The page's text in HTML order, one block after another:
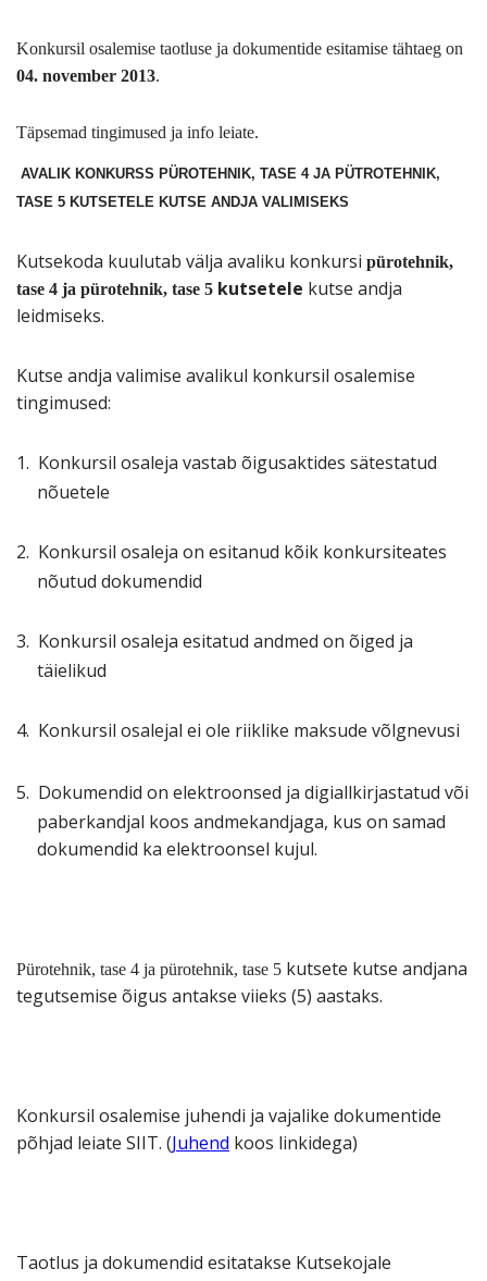
Konkursil osalemise taotluse ja dokumentide esitamise tähtaeg on
04. november 2013.
Täpsemad tingimused ja info leiate.
AVALIK KONKURSS PÜROTEHNIK, TASE 4 JA PÜTROTEHNIK,
TASE 5 KUTSETELE KUTSE ANDJA VALIMISEKS
Kutsekoda kuulutab välja avaliku konkursi pürotehnik,
tase 4 ja pürotehnik, tase 5 kutsetele kutse andja
leidmiseks.
Kutse andja valimise avalikul konkursil osalemise
tingimused:
1. Konkursil osaleja vastab õigusaktides sätestatud
nõuetele
2. Konkursil osaleja on esitanud kõik konkursiteates
nõutud dokumendid
3. Konkursil osaleja esitatud andmed on õiged ja
täielikud
4. Konkursil osalejal ei ole riiklike maksude võlgnevusi
5. Dokumendid on elektroonsed ja digiallkirjastatud või
paberkandjal koos andmekandjaga, kus on samad
dokumendid ka elektroonsel kujul.
Pürotehnik, tase 4 ja pürotehnik, tase 5 kutsete kutse andjana
tegutsemise õigus antakse viieks (5) aastaks.
Konkursil osalemise juhendi ja vajalike dokumentide
põhjad leiate SIIT. (Juhend koos linkidega)
Taotlus ja dokumendid esitatakse Kutsekojale